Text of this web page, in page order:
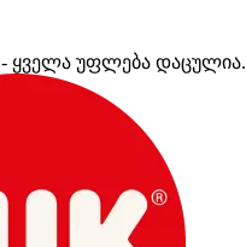
- ყველა უფლება დაცულია.